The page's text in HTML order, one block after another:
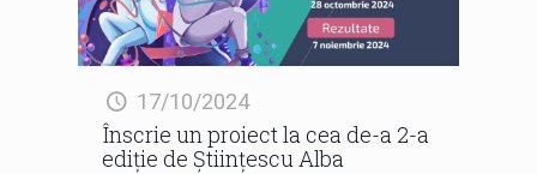
17/10/2024
Înscrie un proiect la cea de-a 2-a
ediție de Științescu Alba